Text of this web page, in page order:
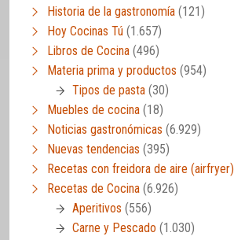
Historia de la gastronomía (121)
Hoy Cocinas Tú (1.657)
Libros de Cocina (496)
Materia prima y productos (954)
Tipos de pasta (30)
Muebles de cocina (18)
Noticias gastronómicas (6.929)
Nuevas tendencias (395)
Recetas con freidora de aire (airfryer)
Recetas de Cocina (6.926)
Aperitivos (556)
Carne y Pescado (1.030)